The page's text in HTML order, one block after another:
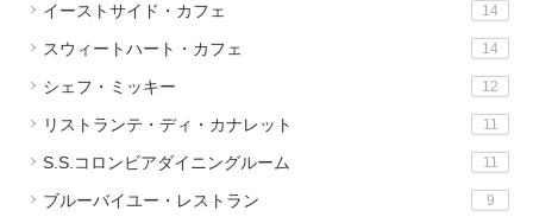
イーストサイド・カフェ 14
スウィートハート・カフェ 14
シェフ・ミッキー 12
リストランテ・ディ・カナレット 11
S.S.コロンビアダイニングルーム 11
ブルーバイユー・レストラン 9